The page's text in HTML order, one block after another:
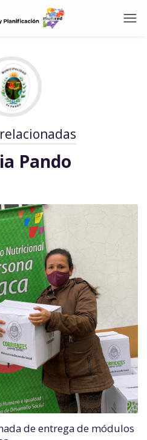
Pando
de entrega de módulos